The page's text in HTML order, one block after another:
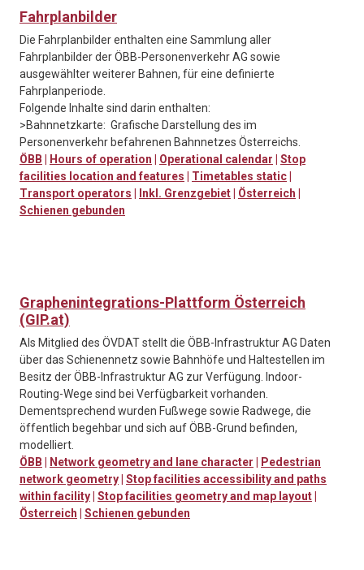
Fahrplanbilder
Die Fahrplanbilder enthalten eine Sammlung aller
Fahrplanbilder der ÖBB-Personenverkehr AG sowie
ausgewählter weiterer Bahnen, für eine definierte
Fahrplanperiode.
Folgende Inhalte sind darin enthalten:
>Bahnnetzkarte: Grafische Darstellung des im
Personenverkehr befahrenen Bahnnetzes Österreichs.
ÖBB
Hours of operation Operational calendar
Stop
facilities location and features
Timetables static
Transport operators
Inkl. Grenzgebiet Österreich
Schienen gebunden
Graphenintegrations-Plattform Österreich
(GIP.at)
Als Mitglied des ÖVDAT stellt die ÖBB-Infrastruktur AG Daten
über das Schienennetz sowie Bahnhöfe und Haltestellen im
Besitz der ÖBB-Infrastruktur AG zur Verfügung. Indoor-
Routing-Wege sind bei Verfügbarkeit vorhanden.
Dementsprechend wurden Fußwege sowie Radwege, die
öffentlich begehbar und sich auf ÖBB-Grund befinden,
modelliert.
ÖBB
Network geometry and lane character
Pedestrian
network geometry Stop facilities accessibility and paths
within facility Stop facilities geometry and map layout
Österreich
Schienen gebunden